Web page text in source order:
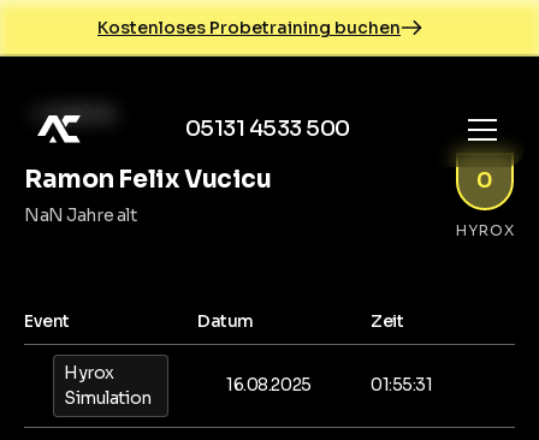
Kostenloses Probetraining buchen
05131 4533 500
ZURÜCK
Ramon Felix Vucicu
NaN Jahre alt
0
HYROX
Event Datum Zeit
Hyrox
Simulation
16.08.2025 01:55:31